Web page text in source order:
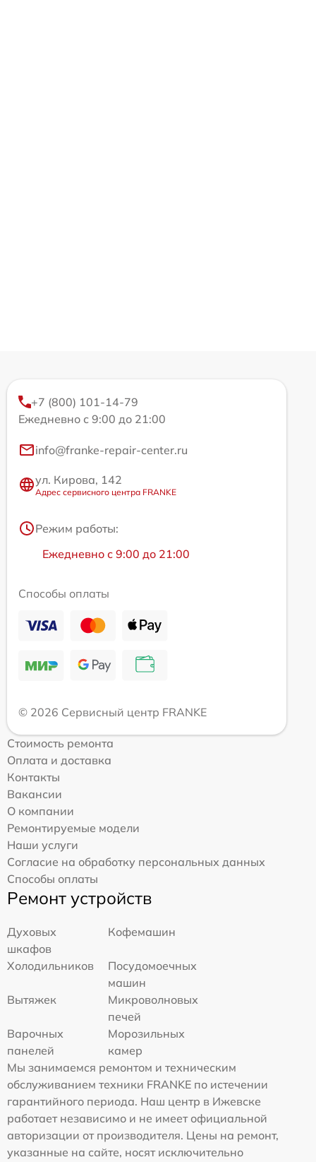
+7 (800) 101-14-79
Ежедневно с 9:00 до 21:00
info@franke-repair-center.ru
ул. Кирова, 142
Адрес сервисного центра FRANKE
Режим работы:
Ежедневно с 9:00 до 21:00
Способы оплаты
© 2026 Сервисный центр FRANKE
Стоимость ремонта
Оплата и доставка
Контакты
Вакансии
О компании
Ремонтируемые модели
Наши услуги
Согласие на обработку персональных данных
Способы оплаты
Ремонт устройств
Духовых
шкафов
Кофемашин
Холодильников
Посудомоечных
машин
Вытяжек
Микроволновых
печей
Варочных
панелей
Морозильных
камер
Мы занимаемся ремонтом и техническим
обслуживанием техники FRANKE по истечении
гарантийного периода. Наш центр в Ижевске
работает независимо и не имеет официальной
авторизации от производителя. Цены на ремонт,
указанные на сайте, носят исключительно